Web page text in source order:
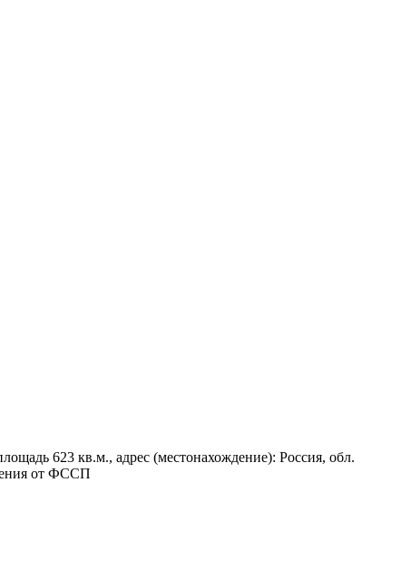
623 кв.м., адрес (местонахождение): Россия, обл.
от ФССП